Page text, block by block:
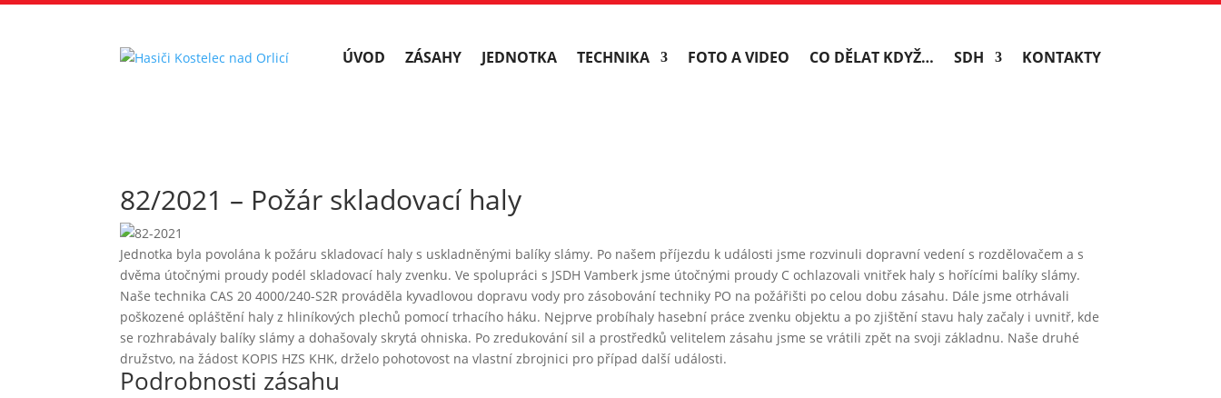
ÚVOD ZÁSAHY JEDNOTKA TECHNIKA FOTO A VIDEO CO DĚLAT KDYŽ… SDH KONTAKTY
82/2021 – Požár skladovací haly
Jednotka byla povolána k požáru skladovací haly s uskladněnými balíky slámy. Po našem příjezdu k události jsme rozvinuli dopravní vedení s rozdělovačem a s
dvěma útočnými proudy podél skladovací haly zvenku. Ve spolupráci s JSDH Vamberk jsme útočnými proudy C ochlazovali vnitřek haly s hořícími balíky slámy.
Naše technika CAS 20 4000/240-S2R prováděla kyvadlovou dopravu vody pro zásobování techniky PO na požářišti po celou dobu zásahu. Dále jsme otrhávali
poškozené opláštění haly z hliníkových plechů pomocí trhacího háku. Nejprve probíhaly hasební práce zvenku objektu a po zjištění stavu haly začaly i uvnitř, kde
se rozhrabávaly balíky slámy a dohašovaly skrytá ohniska. Po zredukování sil a prostředků velitelem zásahu jsme se vrátili zpět na svoji základnu. Naše druhé
družstvo, na žádost KOPIS HZS KHK, drželo pohotovost na vlastní zbrojnici pro případ další události.
Podrobnosti zásahu